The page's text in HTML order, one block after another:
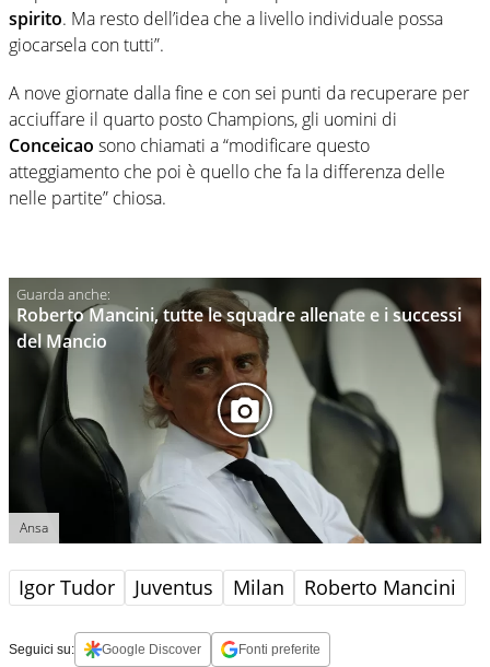
spirito. Ma resto dell’idea che a livello individuale possa
giocarsela con tutti”.
A nove giornate dalla fine e con sei punti da recuperare per
acciuffare il quarto posto Champions, gli uomini di
Conceicao sono chiamati a “modificare questo
atteggiamento che poi è quello che fa la differenza delle
nelle partite” chiosa.
Roberto Mancini, tutte le squadre allenate e i successi
del Mancio
Ansa
Igor Tudor Juventus Milan Roberto Mancini
Seguici su: Google Discover Fonti preferite